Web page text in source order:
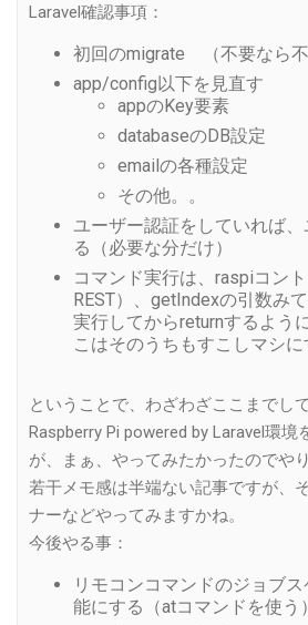
Laravel確認事項：
初回のmigrate （不要なら不
app/config以下を見直す
appのKey要素
databaseのDB設定
emailの各種設定
その他。。
ユーザー認証をしていれば
る（必要な分だけ）
コマンド実行は、raspiコン
REST）、getIndexの引数み
実行してからreturnするよう
こはそのうちもすこしマシに
ということで、わざわざここまでし
Raspberry Pi powered by Laravel環境
が、まぁ、やってみたかったのでやり
若干メモ感は半端ない記事ですが、
ナーなどやってみますかね。
今後やる事：
リモコンコマンドのジョブ
能にする（atコマンドを使う）